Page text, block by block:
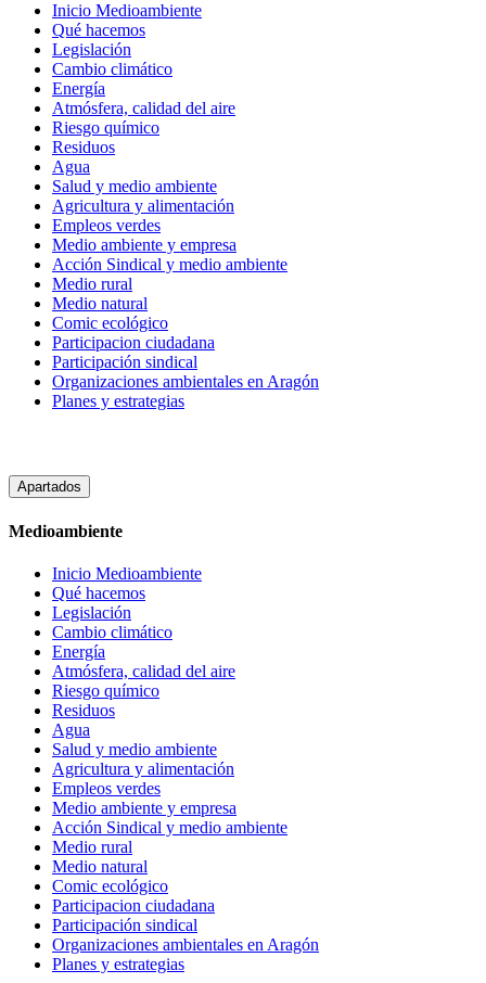
Inicio Medioambiente
Qué hacemos
Legislación
Cambio climático
Energía
Atmósfera, calidad del aire
Riesgo químico
Residuos
Agua
Salud y medio ambiente
Agricultura y alimentación
Empleos verdes
Medio ambiente y empresa
Acción Sindical y medio ambiente
Medio rural
Medio natural
Comic ecológico
Participacion ciudadana
Participación sindical
Organizaciones ambientales en Aragón
Planes y estrategias
Apartados
Medioambiente
Inicio Medioambiente
Qué hacemos
Legislación
Cambio climático
Energía
Atmósfera, calidad del aire
Riesgo químico
Residuos
Agua
Salud y medio ambiente
Agricultura y alimentación
Empleos verdes
Medio ambiente y empresa
Acción Sindical y medio ambiente
Medio rural
Medio natural
Comic ecológico
Participacion ciudadana
Participación sindical
Organizaciones ambientales en Aragón
Planes y estrategias